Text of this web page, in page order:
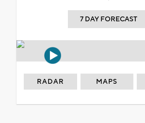
7 DAY FORECAST
RADAR MAPS